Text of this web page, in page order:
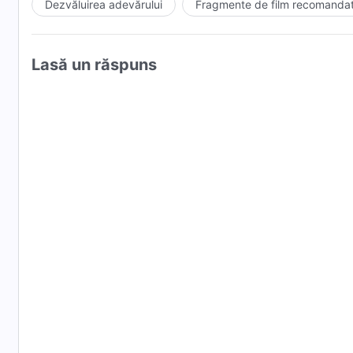
Dezvăluirea adevărului Fragmente de film
Lasă un răspuns